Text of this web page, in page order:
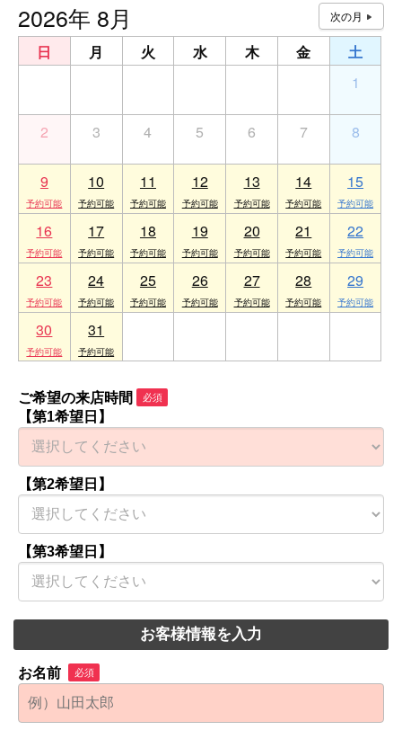
2026年 8月
日 月 火 水 木 金
土
1
2 3 4 5 6 7 8
9 10 11 12 13 14 15
16 17 18 19 20 21 22
23 24 25 26 27 28 29
30 31
ご希望の来店時間 必須
【第1希望日】
【第2希望日】
【第3希望日】
お客様情報を入力
お名前 必須